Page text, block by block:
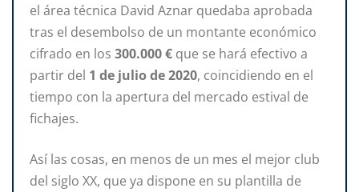
el área técnica David Aznar quedaba aprobada
tras el desembolso de un montante económico
cifrado en los 300.000 € que se hará efectivo a
partir del 1 de julio de 2020, coincidiendo en el
tiempo con la apertura del mercado estival de
fichajes.
Así las cosas, en menos de un mes el mejor club
del siglo XX, que ya dispone en su plantilla de